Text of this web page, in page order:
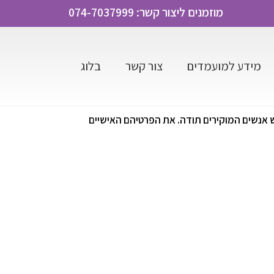
מוזמנים ליצור קשר: 074-7037999
מידע למועמדים צור קשר בלוג
המוקירים תודה. את הפרטיהם האישיים